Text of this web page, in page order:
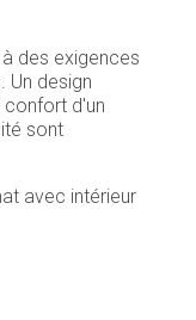
des exigences
Un design
d'un
sont
avec intérieur